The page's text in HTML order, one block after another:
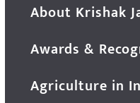
About Krishak
Awards &
Agriculture in